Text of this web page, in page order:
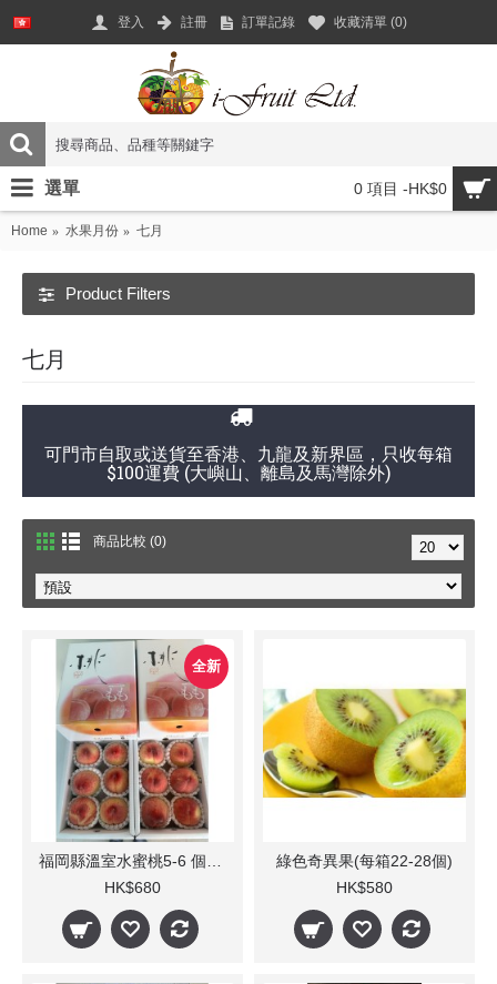
登入 註冊 訂單記錄 收藏清單 (0)
0 項目 -HK$0
選單
Home 水果月份 七月
Product Filters
七月
可門市自取或送貨至香港、九龍及新界區，只收每箱
$100運費 (大嶼山、離島及馬灣除外)
商品比較 (0)
全新
HK$680
綠色奇異果(每箱22-28個)
HK$580